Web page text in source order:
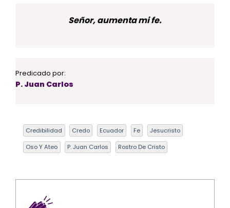
Señor, aumenta mi fe.
Predicado por:
P. Juan Carlos
Credibilidad Credo Ecuador Fe Jesucristo
Oso Y Ateo P. Juan Carlos Rostro De Cristo